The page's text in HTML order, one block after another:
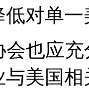
对单
也应充
美国